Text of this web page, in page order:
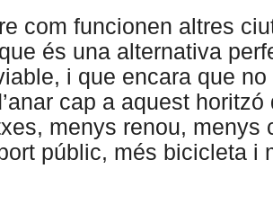
com funcionen altres
és una alternativa
i que encara que
cap a aquest horitzó
menys renou, menys
públic, més bicicleta i